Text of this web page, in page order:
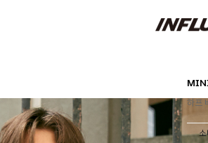
하프
소